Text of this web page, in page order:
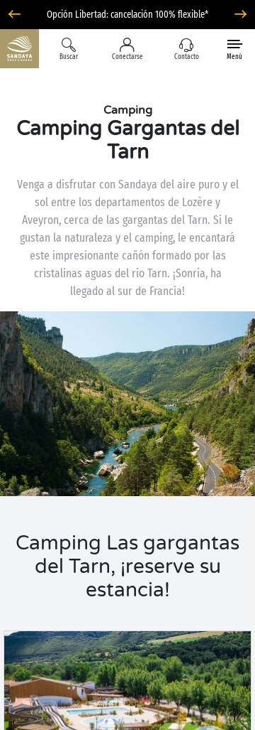
Opción Libertad: cancelación 100% flexible*
Buscar Conectarse Contacto Menú
Camping
Camping Gargantas del
Tarn
Venga a disfrutar con Sandaya del aire puro y el
sol entre los departamentos de Lozère y
Aveyron, cerca de las gargantas del Tarn. Si le
gustan la naturaleza y el camping, le encantará
este impresionante cañón formado por las
cristalinas aguas del río Tarn. ¡Sonría, ha
llegado al sur de Francia!
Camping Las gargantas
del Tarn, ¡reserve su
estancia!